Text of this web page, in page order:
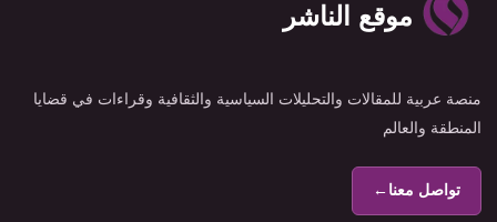
موقع الناشر
منصة عربية للمقالات والتحليلات السياسية والثقافية وقراءات في قضايا
المنطقة والعالم
تواصل معنا←